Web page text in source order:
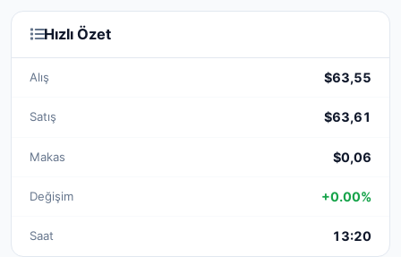
Hızlı Özet
Alış $63,55
Satış $63,61
Makas $0,06
Değişim +0.00%
Saat 13:20